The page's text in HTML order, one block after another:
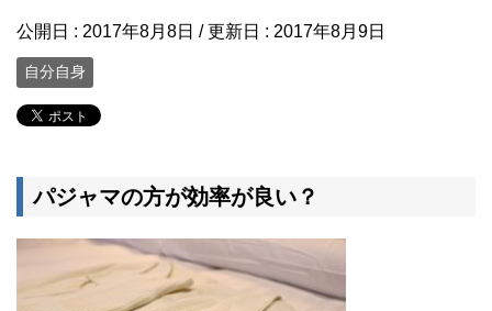
公開日 : 2017年8月8日 / 更新日 : 2017年8月9日
自分自身
パジャマの方が効率が良い？